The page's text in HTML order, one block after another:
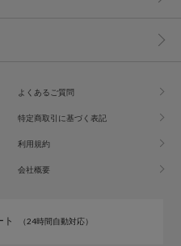
よくあるご質問
特定商取引に基づく表記
利用規約
会社概要
ト （24時間自動対応）